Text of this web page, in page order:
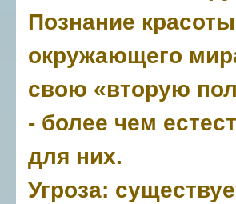
Познание красоты
окружающего
свою «вторую
- более чем
для них.
Угроза: